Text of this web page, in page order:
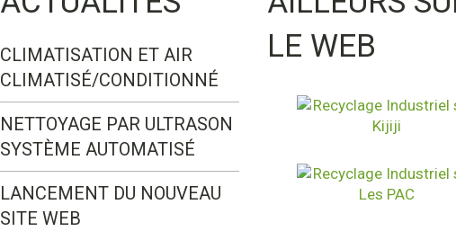
CLIMATISATION ET AIR
CLIMATISÉ/CONDITIONNÉ
NETTOYAGE PAR ULTRASON
SYSTÈME AUTOMATISÉ
LANCEMENT DU NOUVEAU
SITE WEB
LE WEB